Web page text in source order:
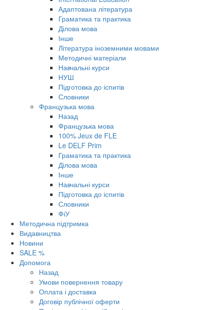
Адаптована література
Граматика та практика
Ділова мова
Інше
Література іноземними мовами
Методичні матеріали
Навчальні курси
НУШ
Підготовка до іспитів
Словники
Французька мова
Назад
Французька мова
100% Jeux de FLE
Le DELF Prim
Граматика та практика
Ділова мова
Інше
Навчальні курси
Підготовка до іспитів
Словники
ФіУ
Методична підтримка
Видавництва
Новини
SALE %
Допомога
Назад
Умови повернення товару
Оплата і доставка
Договір публічної оферти